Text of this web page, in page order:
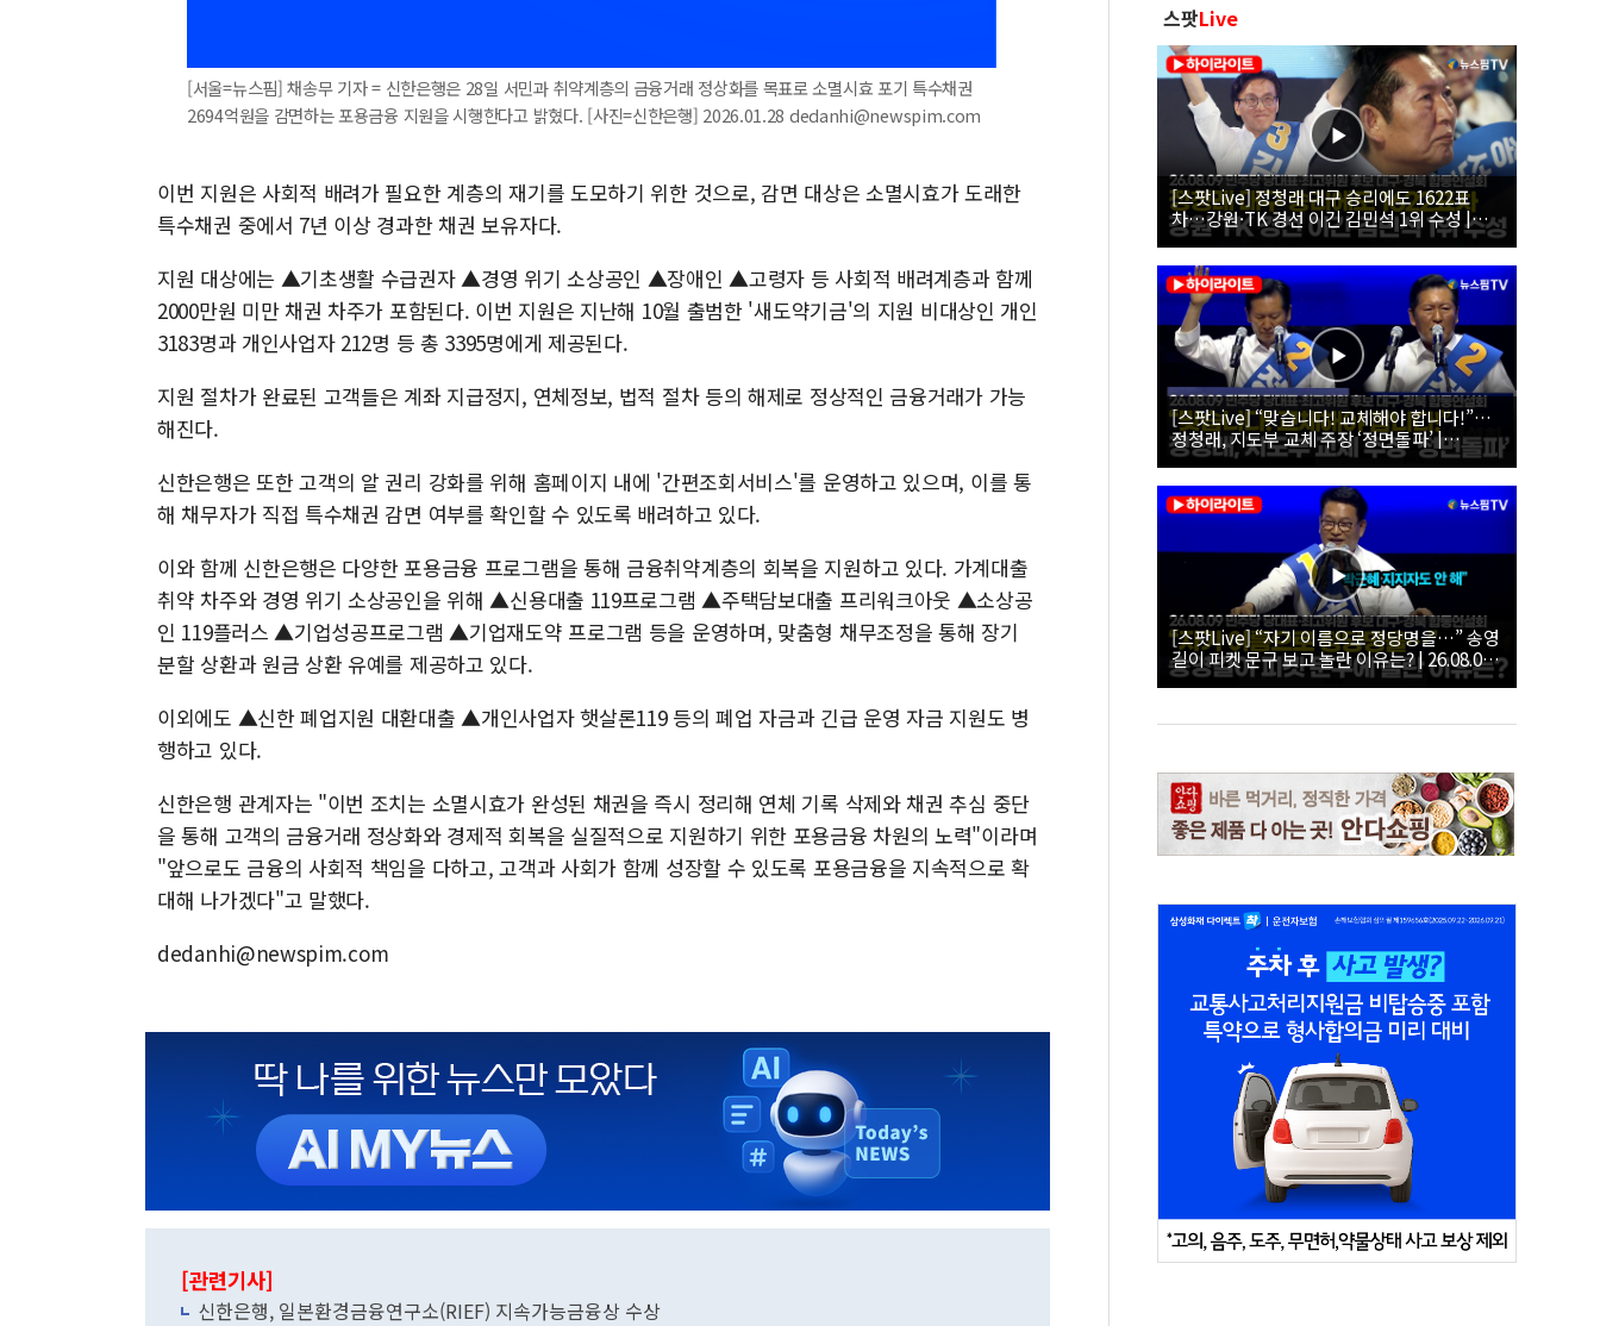
[서울=뉴스핌] 채송무 기자 = 신한은행은 28일 서민과 취약계층의 금융거래 정상화를 목표로 소멸시효 포기 특수채권
2694억원을 감면하는 포용금융 지원을 시행한다고 밝혔다. [사진=신한은행] 2026.01.28 dedanhi@newspim.com
이번 지원은 사회적 배려가 필요한 계층의 재기를 도모하기 위한 것으로, 감면 대상은 소멸시효가 도래한
특수채권 중에서 7년 이상 경과한 채권 보유자다.
지원 대상에는 ▲기초생활 수급권자 ▲경영 위기 소상공인 ▲장애인 ▲고령자 등 사회적 배려계층과 함께
2000만원 미만 채권 차주가 포함된다. 이번 지원은 지난해 10월 출범한 '새도약기금'의 지원 비대상인 개인
3183명과 개인사업자 212명 등 총 3395명에게 제공된다.
지원 절차가 완료된 고객들은 계좌 지급정지, 연체정보, 법적 절차 등의 해제로 정상적인 금융거래가 가능
해진다.
신한은행은 또한 고객의 알 권리 강화를 위해 홈페이지 내에 '간편조회서비스'를 운영하고 있으며, 이를 통
해 채무자가 직접 특수채권 감면 여부를 확인할 수 있도록 배려하고 있다.
이와 함께 신한은행은 다양한 포용금융 프로그램을 통해 금융취약계층의 회복을 지원하고 있다. 가계대출
취약 차주와 경영 위기 소상공인을 위해 ▲신용대출 119프로그램 ▲주택담보대출 프리워크아웃 ▲소상공
인 119플러스 ▲기업성공프로그램 ▲기업재도약 프로그램 등을 운영하며, 맞춤형 채무조정을 통해 장기
분할 상환과 원금 상환 유예를 제공하고 있다.
이외에도 ▲신한 폐업지원 대환대출 ▲개인사업자 햇살론119 등의 폐업 자금과 긴급 운영 자금 지원도 병
행하고 있다.
신한은행 관계자는 "이번 조치는 소멸시효가 완성된 채권을 즉시 정리해 연체 기록 삭제와 채권 추심 중단
을 통해 고객의 금융거래 정상화와 경제적 회복을 실질적으로 지원하기 위한 포용금융 차원의 노력"이라며
"앞으로도 금융의 사회적 책임을 다하고, 고객과 사회가 함께 성장할 수 있도록 포용금융을 지속적으로 확
대해 나가겠다"고 말했다.
dedanhi@newspim.com
[관련기사]
신한은행, 일본환경금융연구소(RIEF) 지속가능금융상 수상
스팟Live
[스팟Live] 정청래 대구 승리에도 1622표
차…강원·TK 경선 이긴 김민석 1위 수성 |
26.08.09 더불어민주당 당대표·최고위원 후
보 대구·경북 합동연설회
[스팟Live] “맞습니다! 교체해야 합니다!”…
정청래, 지도부 교체 주장 ‘정면돌파’ |
26.08.09 더불어민주당 당대표·최고위원 후
보 대구·경북 합동연설회
[스팟Live] “자기 이름으로 정당명을…” 송영
길이 피켓 문구 보고 놀란 이유는? | 26.08.09
더불어민주당 당대표·최고위원 후보 대구·경